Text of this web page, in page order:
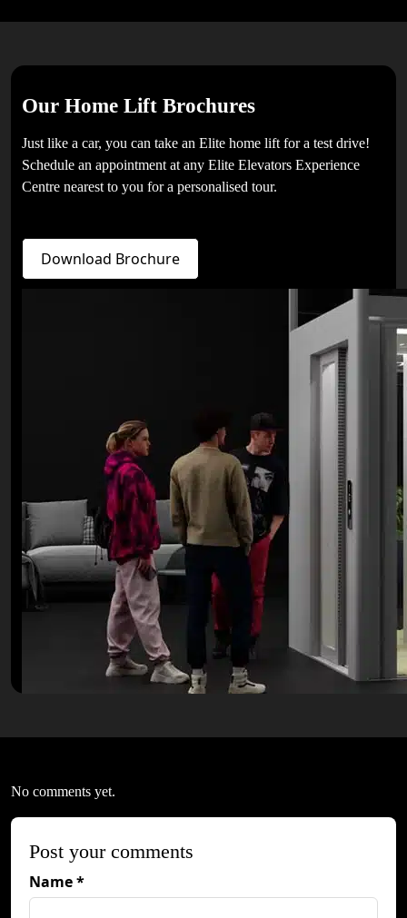
Our Home Lift Brochures
Just like a car, you can take an Elite home lift for a test drive!
Schedule an appointment at any Elite Elevators Experience
Centre nearest to you for a personalised tour.
Download Brochure
No comments yet.
Post your comments
Name *